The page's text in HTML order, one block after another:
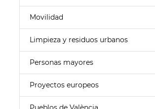
Movilidad
Limpieza y residuos urbanos
Personas mayores
Proyectos europeos